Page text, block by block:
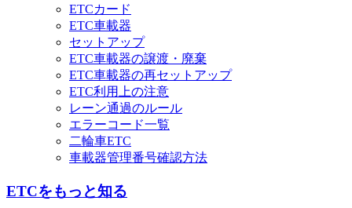
ETCカード
ETC車載器
セットアップ
ETC車載器の譲渡・廃棄
ETC車載器の再セットアップ
ETC利用上の注意
レーン通過のルール
エラーコード一覧
二輪車ETC
車載器管理番号確認方法
ETCをもっと知る